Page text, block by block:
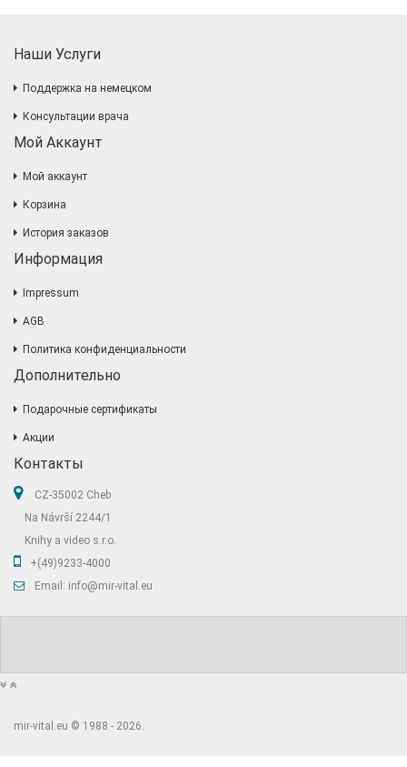
Наши Услуги
Поддержка на немецком
Консультации врача
Мой Аккаунт
Мой аккаунт
Корзина
История заказов
Информация
Impressum
AGB
Политика конфиденциальности
Дополнительно
Подарочные сертификаты
Акции
Контакты
CZ-35002 Cheb
Na Návrší 2244/1
Knihy a video s.r.o.
+(49)9233-4000
Email: info@mir-vital.eu
mir-vital.eu © 1988 - 2026.